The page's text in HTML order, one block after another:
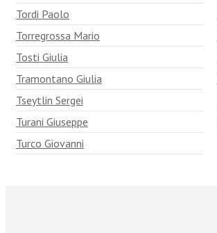
Tordi Paolo
Torregrossa Mario
Tosti Giulia
Tramontano Giulia
Tseytlin Sergei
Turani Giuseppe
Turco Giovanni